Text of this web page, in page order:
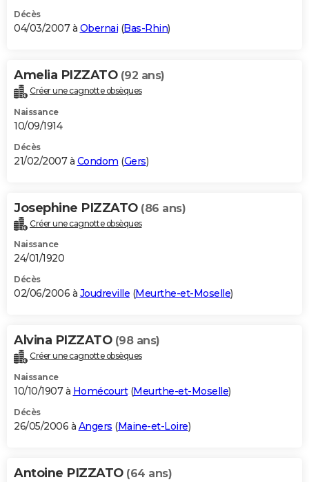
Décès
04/03/2007 à Obernai (Bas-Rhin)
Amelia PIZZATO (92 ans)
Créer une cagnotte obsèques
Naissance
10/09/1914
Décès
21/02/2007 à Condom (Gers)
Josephine PIZZATO (86 ans)
Créer une cagnotte obsèques
Naissance
24/01/1920
Décès
02/06/2006 à Joudreville (Meurthe-et-Moselle)
Alvina PIZZATO (98 ans)
Créer une cagnotte obsèques
Naissance
10/10/1907 à Homécourt(Meurthe-et-Moselle)
Décès
26/05/2006 à Angers (Maine-et-Loire)
Antoine PIZZATO (64 ans)